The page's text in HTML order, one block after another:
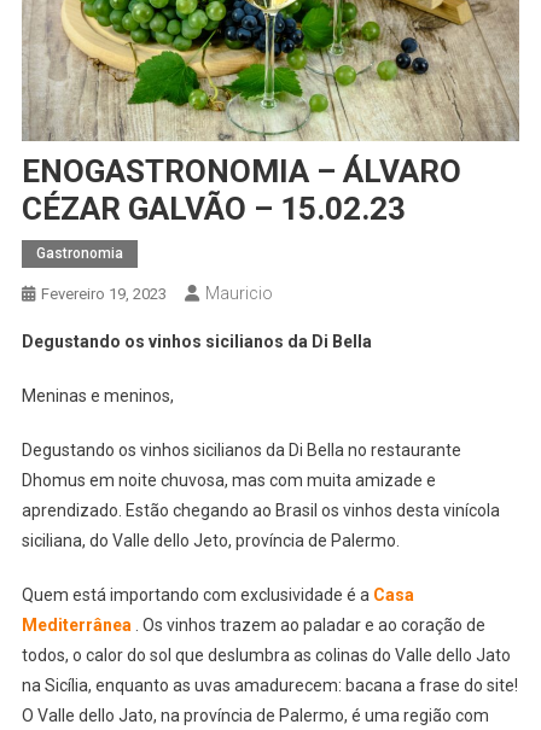
ENOGASTRONOMIA – ÁLVARO
CÉZAR GALVÃO – 15.02.23
Gastronomia
Fevereiro 19, 2023 Mauricio
Degustando os vinhos sicilianos da Di Bella
Meninas e meninos,
Degustando os vinhos sicilianos da Di Bella no restaurante
Dhomus em noite chuvosa, mas com muita amizade e
aprendizado. Estão chegando ao Brasil os vinhos desta vinícola
siciliana, do Valle dello Jeto, província de Palermo.
Quem está importando com exclusividade é a Casa
Mediterrânea . Os vinhos trazem ao paladar e ao coração de
todos, o calor do sol que deslumbra as colinas do Valle dello Jato
na Sicília, enquanto as uvas amadurecem: bacana a frase do site!
O Valle dello Jato, na província de Palermo, é uma região com